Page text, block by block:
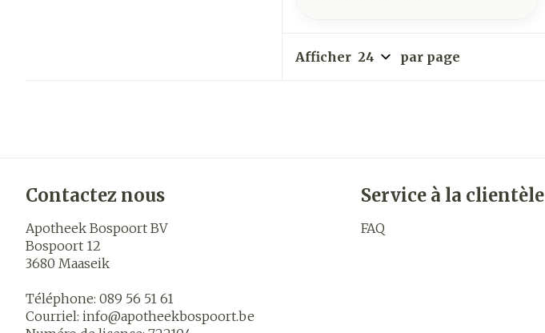
Afficher par page
Contactez nous
Apotheek Bospoort BV
Bospoort 12
3680 Maaseik
Téléphone: 089 56 51 61
Courriel: info@apotheekbospoort.be
Service à la clientèle
FAQ